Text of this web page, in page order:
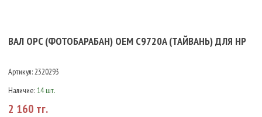
ВАЛ OPC (ФОТОБАРАБАН) OEM C9720A (ТАЙВАНЬ) ДЛЯ HP
Артикул:2320293
Наличие: 14 шт.
2 160 тг.